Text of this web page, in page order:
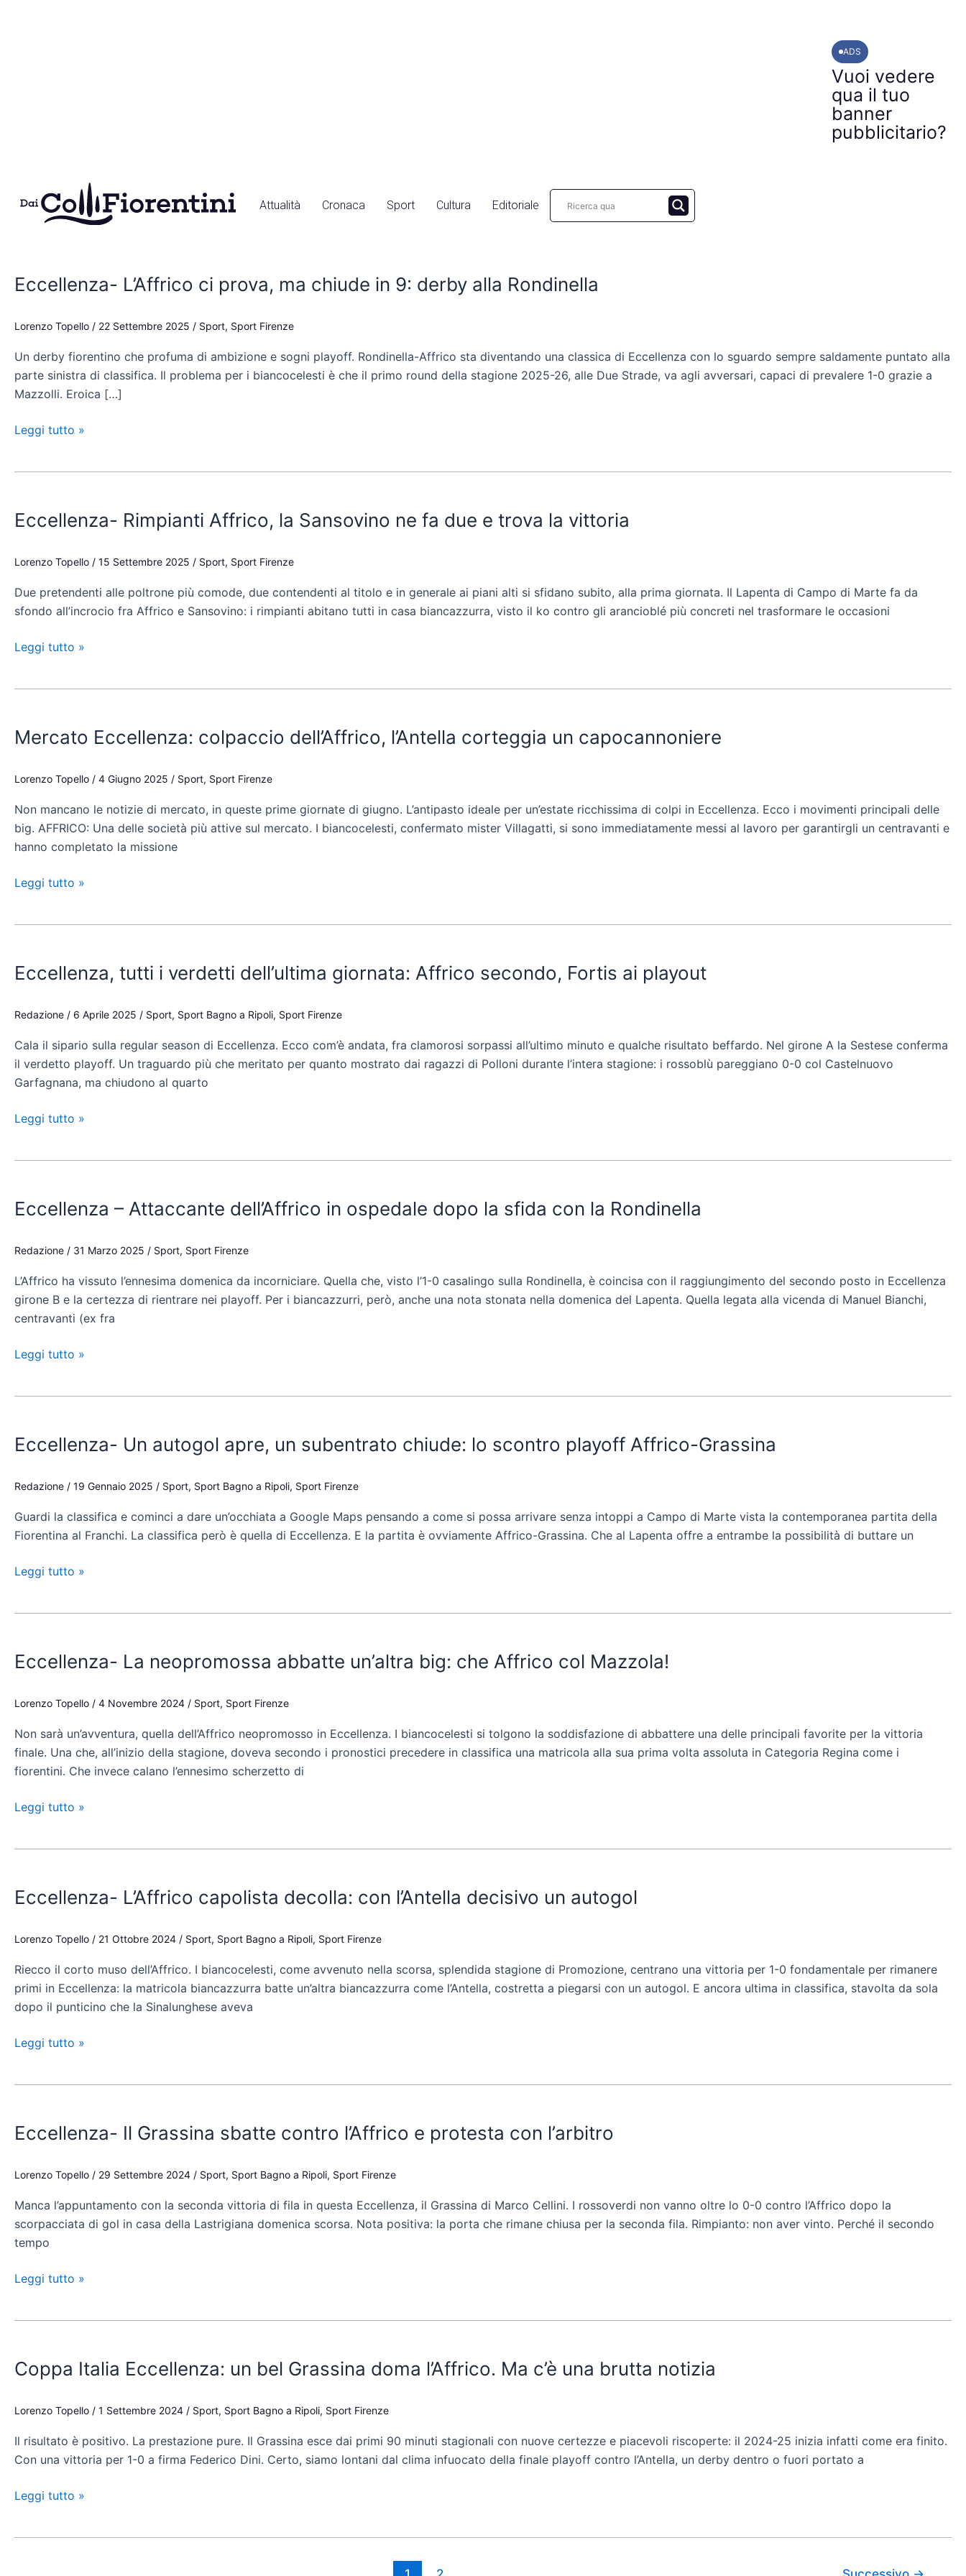
ADS
Vuoi vedere
qua il tuo
banner
pubblicitario?
Attualità Cronaca Sport Cultura Editoriale
Eccellenza- L’Affrico ci prova, ma chiude in 9: derby alla Rondinella
Lorenzo Topello / 22 Settembre 2025 / Sport, Sport Firenze
Un derby fiorentino che profuma di ambizione e sogni playoff. Rondinella-Affrico sta diventando una classica di Eccellenza con lo sguardo sempre saldamente puntato alla
parte sinistra di classifica. Il problema per i biancocelesti è che il primo round della stagione 2025-26, alle Due Strade, va agli avversari, capaci di prevalere 1-0 grazie a
Mazzolli. Eroica […]
ci
ma
in
9:
derby
Rondinella
Leggi tutto »
Eccellenza- Rimpianti Affrico, la Sansovino ne fa due e trova la vittoria
Lorenzo Topello / 15 Settembre 2025 / Sport, Sport Firenze
Due pretendenti alle poltrone più comode, due contendenti al titolo e in generale ai piani alti si sfidano subito, alla prima giornata. Il Lapenta di Campo di Marte fa da
sfondo all’incrocio fra Affrico e Sansovino: i rimpianti abitano tutti in casa biancazzurra, visto il ko contro gli arancioblé più concreti nel trasformare le occasioni
Affrico,
Sansovino
fa
due
trova
vittoria
Leggi tutto »
Mercato Eccellenza: colpaccio dell’Affrico, l’Antella corteggia un capocannoniere
Lorenzo Topello / 4 Giugno 2025 / Sport, Sport Firenze
Non mancano le notizie di mercato, in queste prime giornate di giugno. L’antipasto ideale per un’estate ricchissima di colpi in Eccellenza. Ecco i movimenti principali delle
big. AFFRICO: Una delle società più attive sul mercato. I biancocelesti, confermato mister Villagatti, si sono immediatamente messi al lavoro per garantirgli un centravanti e
hanno completato la missione
colpaccio
l’Antella
un
capocannoniere
Leggi tutto »
Eccellenza, tutti i verdetti dell’ultima giornata: Affrico secondo, Fortis ai playout
Redazione / 6 Aprile 2025 / Sport, Sport Bagno a Ripoli, Sport Firenze
Cala il sipario sulla regular season di Eccellenza. Ecco com’è andata, fra clamorosi sorpassi all’ultimo minuto e qualche risultato beffardo. Nel girone A la Sestese conferma
il verdetto playoff. Un traguardo più che meritato per quanto mostrato dai ragazzi di Polloni durante l’intera stagione: i rossoblù pareggiano 0-0 col Castelnuovo
Garfagnana, ma chiudono al quarto
i
dell’ultima
Affrico
secondo,
Fortis
playout
Leggi tutto »
Eccellenza – Attaccante dell’Affrico in ospedale dopo la sfida con la Rondinella
Redazione / 31 Marzo 2025 / Sport, Sport Firenze
L’Affrico ha vissuto l’ennesima domenica da incorniciare. Quella che, visto l’1-0 casalingo sulla Rondinella, è coincisa con il raggiungimento del secondo posto in Eccellenza
girone B e la certezza di rientrare nei playoff. Per i biancazzurri, però, anche una nota stonata nella domenica del Lapenta. Quella legata alla vicenda di Manuel Bianchi,
centravanti (ex fra
Attaccante
in
dopo
la
sfida
la
Leggi tutto »
Eccellenza- Un autogol apre, un subentrato chiude: lo scontro playoff Affrico-Grassina
Redazione / 19 Gennaio 2025 / Sport, Sport Bagno a Ripoli, Sport Firenze
Guardi la classifica e cominci a dare un’occhiata a Google Maps pensando a come si possa arrivare senza intoppi a Campo di Marte vista la contemporanea partita della
Fiorentina al Franchi. La classifica però è quella di Eccellenza. E la partita è ovviamente Affrico-Grassina. Che al Lapenta offre a entrambe la possibilità di buttare un
autogol
un
chiude:
lo
playoff
Grassina
Leggi tutto »
Eccellenza- La neopromossa abbatte un’altra big: che Affrico col Mazzola!
Lorenzo Topello / 4 Novembre 2024 / Sport, Sport Firenze
Non sarà un’avventura, quella dell’Affrico neopromosso in Eccellenza. I biancocelesti si tolgono la soddisfazione di abbattere una delle principali favorite per la vittoria
finale. Una che, all’inizio della stagione, doveva secondo i pronostici precedere in classifica una matricola alla sua prima volta assoluta in Categoria Regina come i
fiorentini. Che invece calano l’ennesimo scherzetto di
neopromossa
un’altra
che
Affrico
col
Leggi tutto »
Eccellenza- L’Affrico capolista decolla: con l’Antella decisivo un autogol
Lorenzo Topello / 21 Ottobre 2024 / Sport, Sport Bagno a Ripoli, Sport Firenze
Riecco il corto muso dell’Affrico. I biancocelesti, come avvenuto nella scorsa, splendida stagione di Promozione, centrano una vittoria per 1-0 fondamentale per rimanere
primi in Eccellenza: la matricola biancazzurra batte un’altra biancazzurra come l’Antella, costretta a piegarsi con un autogol. E ancora ultima in classifica, stavolta da sola
dopo il punticino che la Sinalunghese aveva
capolista
con
decisivo
un
autogol
Leggi tutto »
Eccellenza- Il Grassina sbatte contro l’Affrico e protesta con l’arbitro
Lorenzo Topello / 29 Settembre 2024 / Sport, Sport Bagno a Ripoli, Sport Firenze
Manca l’appuntamento con la seconda vittoria di fila in questa Eccellenza, il Grassina di Marco Cellini. I rossoverdi non vanno oltre lo 0-0 contro l’Affrico dopo la
scorpacciata di gol in casa della Lastrigiana domenica scorsa. Nota positiva: la porta che rimane chiusa per la seconda fila. Rimpianto: non aver vinto. Perché il secondo
tempo
Grassina
contro
e
protesta
con
Leggi tutto »
Coppa Italia Eccellenza: un bel Grassina doma l’Affrico. Ma c’è una brutta notizia
Lorenzo Topello / 1 Settembre 2024 / Sport, Sport Bagno a Ripoli, Sport Firenze
Il risultato è positivo. La prestazione pure. Il Grassina esce dai primi 90 minuti stagionali con nuove certezze e piacevoli riscoperte: il 2024-25 inizia infatti come era finito.
Con una vittoria per 1-0 a firma Federico Dini. Certo, siamo lontani dal clima infuocato della finale playoff contro l’Antella, un derby dentro o fuori portato a
Eccellenza:
bel
doma
l’Affrico.
c’è
brutta
Leggi tutto »